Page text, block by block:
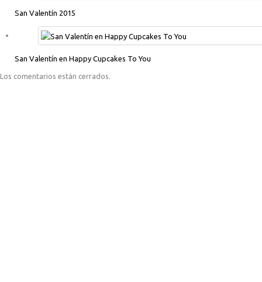
San Valentín 2015
San Valentín en Happy Cupcakes To You
Los comentarios están cerrados.